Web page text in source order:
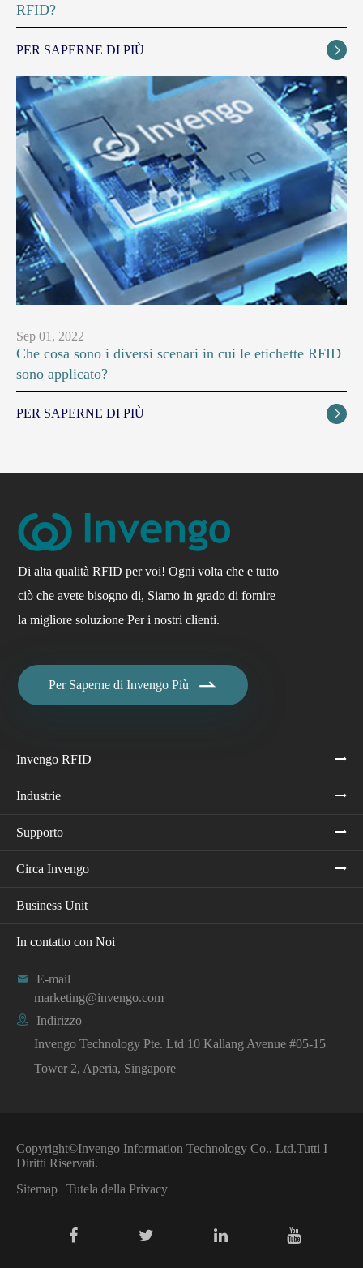
RFID?
PER SAPERNE DI PIÙ 
Sep 01, 2022
Che cosa sono i diversi scenari in cui le etichette RFID
sono applicato?
PER SAPERNE DI PIÙ 
Di alta qualità RFID per voi! Ogni volta che e tutto
ciò che avete bisogno di, Siamo in grado di fornire
la migliore soluzione Per i nostri clienti.
Per Saperne di Invengo Più 
Invengo RFID
Industrie
Supporto
Circa Invengo
Business Unit
In contatto con Noi

E-mail
marketing@invengo.com

Indirizzo
Invengo Technology Pte. Ltd 10 Kallang Avenue #05-15
Tower 2, Aperia, Singapore
Copyright©Invengo Information Technology Co., Ltd.Tutti I
Diritti Riservati.
Sitemap | Tutela della Privacy